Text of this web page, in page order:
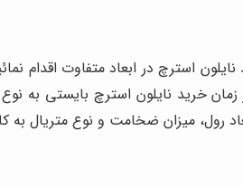
استرچ در ابعاد متفاوت اقدام
زمان خرید نایلون استرچ بایستی
میزان ضخامت و نوع متریال به